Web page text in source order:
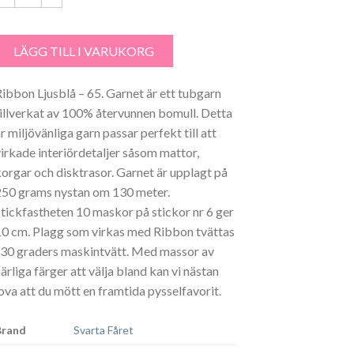
LÄGG TILL I VARUKORG
Ljusblå – 65. Garnet är ett tubgarn
av 100% återvunnen bomull. Detta
miljövänliga garn passar perfekt till att
interiördetaljer såsom mattor,
och disktrasor. Garnet är upplagt på
grams nystan om 130 meter.
10 maskor på stickor nr 6 ger
cm. Plagg som virkas med Ribbon tvättas
graders maskintvätt. Med massor av
färger att välja bland kan vi nästan
att du mött en framtida pysselfavorit.
Svarta Fåret